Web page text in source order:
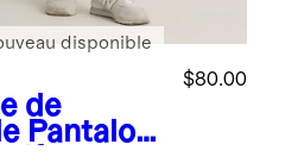
de
Pantalon
$80.00
disponible